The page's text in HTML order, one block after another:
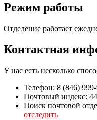
Режим работы
Отделение работает
Контактная
У нас есть несколько
Телефон: 8 (846)
Почтовый индекс:
Поиск почтовой
отследить